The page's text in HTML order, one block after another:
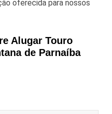
oferecida para nossos
Alugar Touro
de Parnaíba